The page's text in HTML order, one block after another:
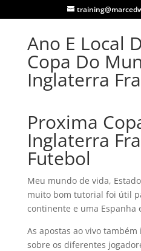
Ano E Local
Copa Do
Inglaterra
Proxima
Inglaterra
Futebol
Meu mundo de vida,
muito bom tutorial foi útil
continente e uma Espanha
As apostas ao vivo
sobre os diferentes